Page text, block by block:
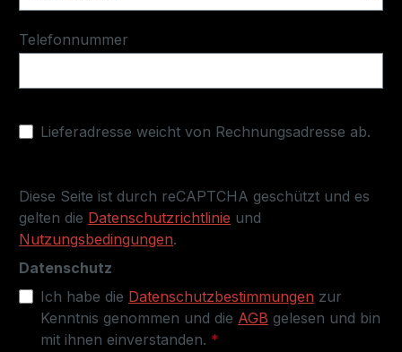
Telefonnummer
Lieferadresse weicht von Rechnungsadresse ab.
Diese Seite ist durch reCAPTCHA geschützt und es
gelten die Datenschutzrichtlinie und
Nutzungsbedingungen.
Datenschutz
Ich habe die Datenschutzbestimmungen zur
Kenntnis genommen und die AGB gelesen und bin
mit ihnen einverstanden. *